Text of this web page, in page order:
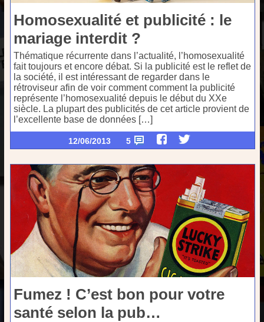
Homosexualité et publicité : le
mariage interdit ?
Thématique récurrente dans l’actualité, l’homosexualité
fait toujours et encore débat. Si la publicité est le reflet de
la société, il est intéressant de regarder dans le
rétroviseur afin de voir comment comment la publicité
représente l’homosexualité depuis le début du XXe
siècle. La plupart des publicités de cet article provient de
l’excellente base de données […]
12/06/2013 5
Fumez ! C’est bon pour votre
santé selon la pub…